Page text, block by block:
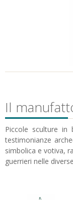
Il
Piccole sculture in
testimonianze
simbolica e votiva,
guerrieri nelle